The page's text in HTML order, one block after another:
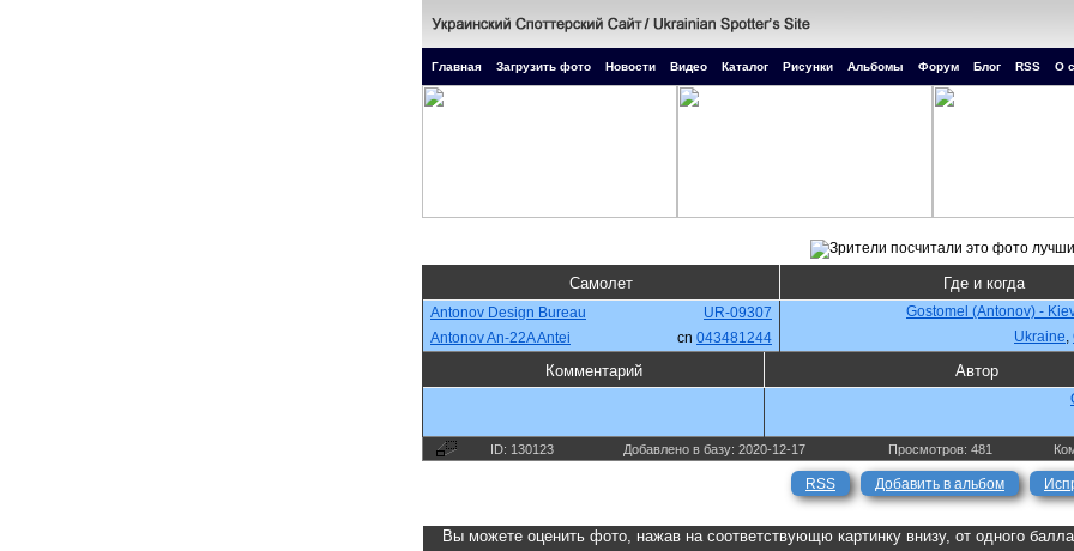
Главная Загрузить фото Новости Видео Каталог Рисунки Альбомы Форум Блог RSS О
Самолет Где и когда
Antonov Design Bureau UR-09307
Gostomel (Antonov) -
Antonov An-22A Antei
cn 043481244 Ukraine,
Комментарий Автор
ID: 130123 Добавлено в базу: 2020-12-17 Просмотров: 481
RSS Добавить в альбом
Вы можете оценить фото, нажав на соответствующю картинку внизу, от одного